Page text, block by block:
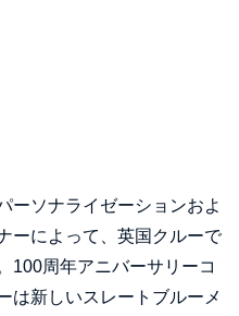
ーソナライゼーションおよ
ーによって、英国クルーで
100周年アニバーサリーコ
は新しいスレートブルーメ